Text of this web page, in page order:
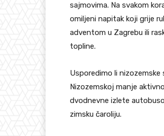
sajmovima. Na svakom
omiljeni napitak koji grije
adventom u Zagrebu ili
topline.
Usporedimo li
Nizozemskoj manje
dvodnevne izlete
zimsku čaroliju.